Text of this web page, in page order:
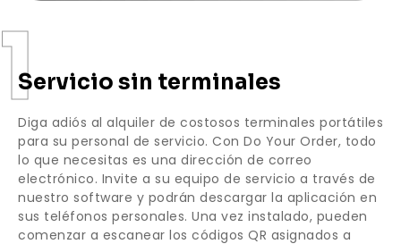
1Servicio sin terminales
Diga adiós al alquiler de costosos terminales portátiles
para su personal de servicio. Con Do Your Order, todo
lo que necesitas es una dirección de correo
electrónico. Invite a su equipo de servicio a través de
nuestro software y podrán descargar la aplicación en
sus teléfonos personales. Una vez instalado, pueden
comenzar a escanear los códigos QR asignados a